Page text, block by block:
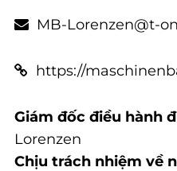
MB-Lorenzen@t-
https://
Giám đốc điều hành
Lorenzen
Chịu trách nhiệm về